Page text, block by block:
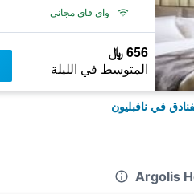
واي فاي مجاني
656 ﷼
المتوسط في الليلة
في نافبليون